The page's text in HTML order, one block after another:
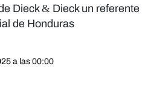
Dieck & Dieck un referente
de Honduras
a las 00:00